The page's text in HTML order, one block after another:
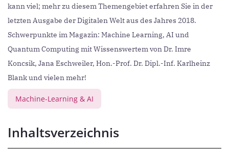
kann viel; mehr zu diesem Themengebiet erfahren Sie in der
letzten Ausgabe der Digitalen Welt aus des Jahres 2018.
Schwerpunkte im Magazin: Machine Learning, AI und
Quantum Computing mit Wissenswertem von Dr. Imre
Koncsik, Jana Eschweiler, Hon.-Prof. Dr. Dipl.-Inf. Karlheinz
Blank und vielen mehr!
Machine-Learning & AI
Inhaltsverzeichnis